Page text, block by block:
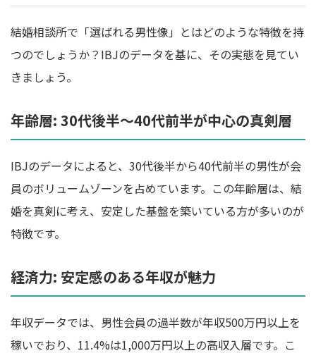
結婚相談所で「選ばれる男性像」とはどのような特徴を持
つのでしょうか？IBJのデータを基に、その実態を見てい
きましょう。
年齢層: 30代後半～40代前半が中心の真剣層
IBJのデータによると、30代後半から40代前半の男性が会
員のボリュームゾーンを占めています。この年齢層は、結
婚を真剣に考え、安定した基盤を築いている方が多いのが
特徴です。
経済力: 安定感のある年収が魅力
年収データでは、男性会員の過半数が年収500万円以上を
稼いでおり、11.4%は1,000万円以上の高収入層です。こ